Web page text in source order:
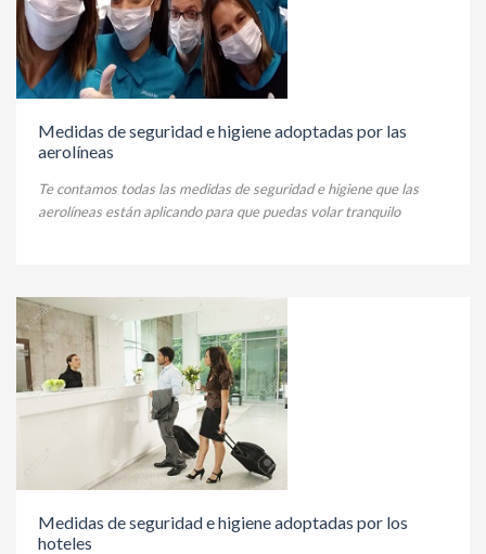
Medidas de seguridad e higiene adoptadas por las
aerolíneas
Te contamos todas las medidas de seguridad e higiene que las
aerolíneas están aplicando para que puedas volar tranquilo
Medidas de seguridad e higiene adoptadas por los
hoteles